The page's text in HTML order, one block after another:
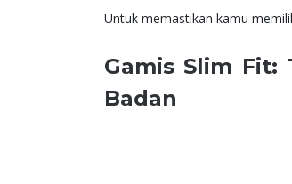
Untuk memastikan kamu
Gamis Slim Fit:
Badan